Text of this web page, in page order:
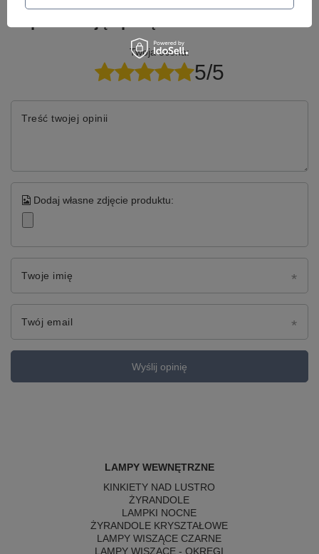
Twoja ocena:
5/5
Treść twojej opinii
Dodaj własne zdjęcie produktu:
Twoje imię
Twój email
Wyślij opinię
LAMPY WEWNĘTRZNE
KINKIETY NAD LUSTRO
ŻYRANDOLE
LAMPKI NOCNE
ŻYRANDOLE KRYSZTAŁOWE
LAMPY WISZĄCE CZARNE
LAMPY WISZĄCE - OKRĘGI